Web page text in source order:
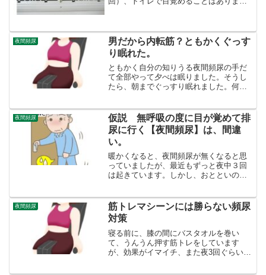
けで、朝起きた時すごい幸せです。夕べ
は風呂に入ってないのも...
夜間頻尿
男だから内転筋？ともかくぐっす
り眠れた。
ともかく自分の知りうる夜間頻尿の手だ
て全部やって夕べは眠りました。そうし
たら、朝までぐっすり眠れました。何
田にホッカイロ③足首指圧④骨盤底筋体
操⑤新たに筋トレで内転筋ト...
夜間頻尿
仮説 無呼吸の度に目が覚めて排
尿に行く【夜間頻尿】は、間違
い。
暖かくなると、夜間頻尿が無くなると思
っていましたが、最近もずっと夜中３回
は起きています。しかし、おとといの晩
で、ものすごい満足感がありました。そ
の晩やったことと言えば、口...
夜間頻尿
筋トレマシーンには勝らない頻尿
対策
寝る前に、膝の間にバスタオルを巻い
て、うんうん押す筋トレをしています
が、効果がイマイチ、また夜3回ぐらい小